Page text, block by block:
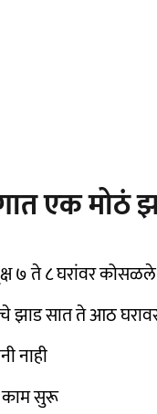
एक
७ ते ८ घरांवर कोसळले
झाड सात ते आठ
नाही
काम सुरू